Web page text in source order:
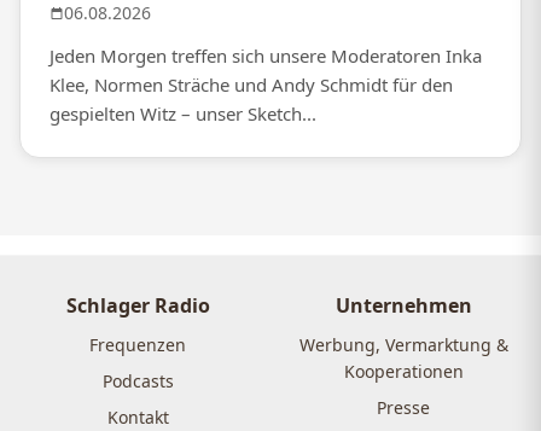
06.08.2026
Jeden Morgen treffen sich unsere Moderatoren Inka
Klee, Normen Sträche und Andy Schmidt für den
gespielten Witz – unser Sketch...
Schlager Radio
Frequenzen
Podcasts
Kontakt
Unternehmen
Werbung, Vermarktung &
Kooperationen
Presse